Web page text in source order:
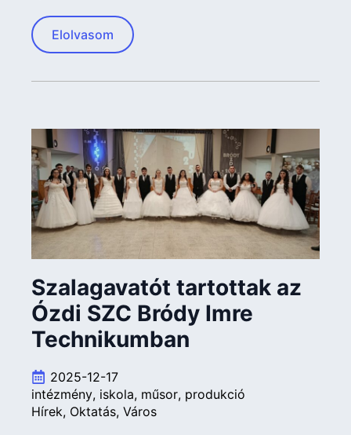
Elolvasom
Szalagavatót tartottak az
Ózdi SZC Bródy Imre
Technikumban
2025-12-17
intézmény iskola műsor produkció
Hírek Oktatás Város